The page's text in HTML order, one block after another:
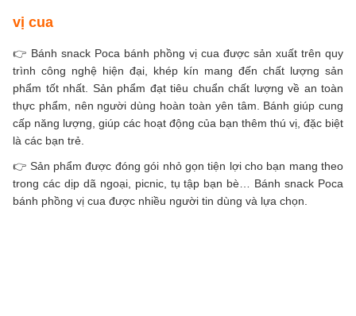
vị cua
👉 Bánh snack Poca bánh phồng vị cua được sản xuất trên quy
trình công nghệ hiện đại, khép kín mang đến chất lượng sản
phẩm tốt nhất. Sản phẩm đạt tiêu chuẩn chất lượng về an toàn
thực phẩm, nên người dùng hoàn toàn yên tâm. Bánh giúp cung
cấp năng lượng, giúp các hoạt động của bạn thêm thú vị, đặc biệt
là các bạn trẻ.
👉 Sản phẩm được đóng gói nhỏ gọn tiện lợi cho bạn mang theo
trong các dịp dã ngoại, picnic, tụ tập bạn bè… Bánh snack Poca
bánh phồng vị cua được nhiều người tin dùng và lựa chọn.